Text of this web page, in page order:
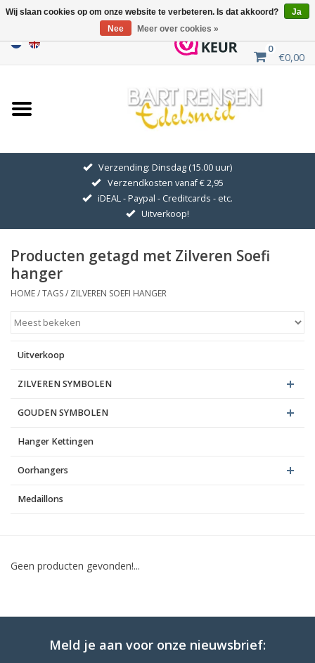
0
€0,00
Home
Uitverkoop
GOUDEN SYMBOLEN
Hanger Kettingen
Oorhangers
Verzending: Dinsdag (15.00 uur)
Verzendkosten vanaf € 2,95
iDEAL - Paypal - Creditcards - etc.
Uitverkoop!
Producten getagd met Zilveren Soefi
hanger
HOME/TAGS/ ZILVEREN SOEFI HANGER
Uitverkoop
ZILVEREN SYMBOLEN
GOUDEN SYMBOLEN
Hanger Kettingen
Oorhangers
Medaillons
Geen producten gevonden!...
Meld je aan voor onze nieuwsbrief:
Wij slaan cookies op om onze website te verbeteren. Is dat akkoord?
Ja
Nee
Meer over cookies »